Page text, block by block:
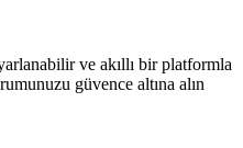
ve akıllı bir platformla
güvence altına alın